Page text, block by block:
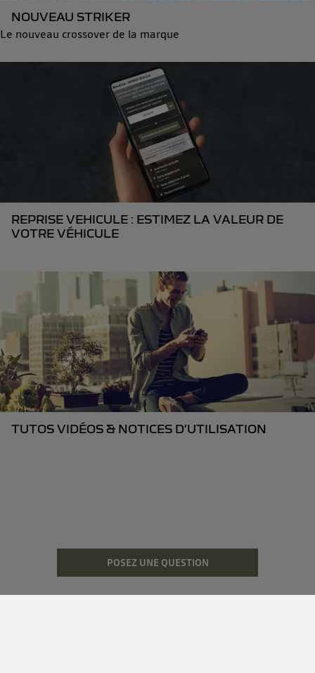
NOUVEAU STRIKER
Le nouveau crossover de la marque
REPRISE VEHICULE : ESTIMEZ LA VALEUR DE
VOTRE VÉHICULE
TUTOS VIDÉOS & NOTICES D’UTILISATION
POSEZ UNE QUESTION